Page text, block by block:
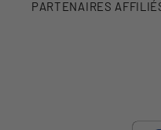
PARTENAIRES